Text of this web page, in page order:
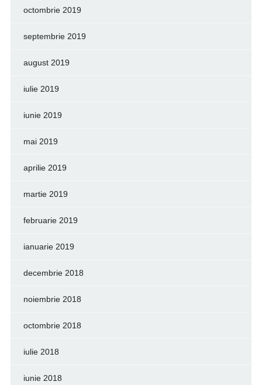
octombrie 2019
septembrie 2019
august 2019
iulie 2019
iunie 2019
mai 2019
aprilie 2019
martie 2019
februarie 2019
ianuarie 2019
decembrie 2018
noiembrie 2018
octombrie 2018
iulie 2018
iunie 2018